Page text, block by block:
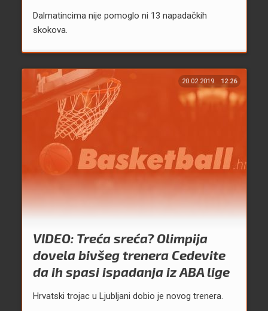
Dalmatincima nije pomoglo ni 13 napadačkih
skokova.
20.02.2019. 12:26
VIDEO: Treća sreća? Olimpija
dovela bivšeg trenera Cedevite
da ih spasi ispadanja iz ABA lige
Hrvatski trojac u Ljubljani dobio je novog trenera.